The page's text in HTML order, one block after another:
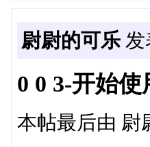
尉尉的可乐发
0 0 3-开始
本帖最后由 尉